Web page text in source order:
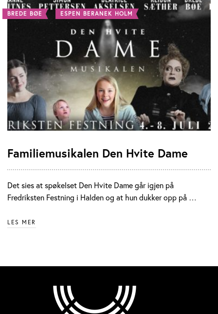
BREDE BØE ESPEN BERANEK HOLM
Familiemusikalen Den Hvite Dame
Det sies at spøkelset Den Hvite Dame går igjen på
Fredriksten Festning i Halden og at hun dukker opp på …
LES MER